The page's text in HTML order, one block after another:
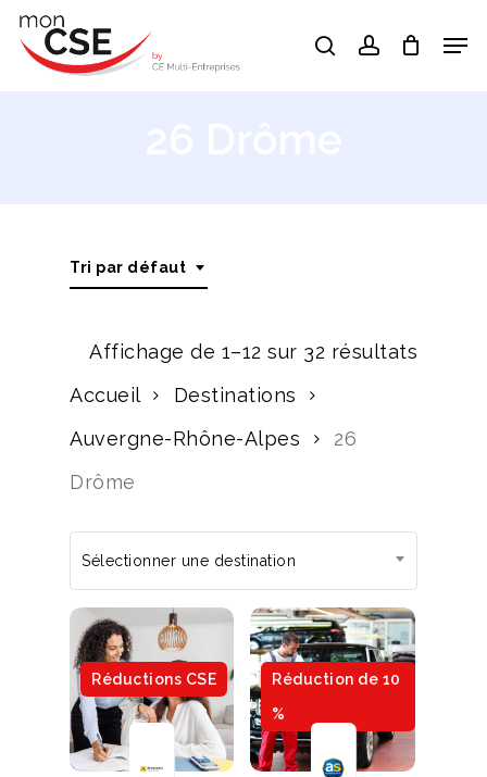
Skip
searchaccount
Tri par défaut
Affichage de 1–12 sur 32 résultats
Accueil
Destinations
Auvergne-Rhône-Alpes
26
Drôme
Sélectionner une destination
Réductions CSE
Réduction de 10
%